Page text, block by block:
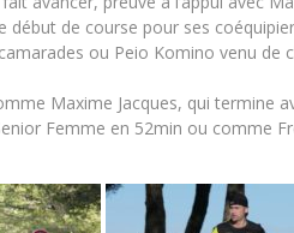
début de course pour ses
ou Peio Komino venu de
Maxime Jacques, qui termine
Femme en 52min ou comme